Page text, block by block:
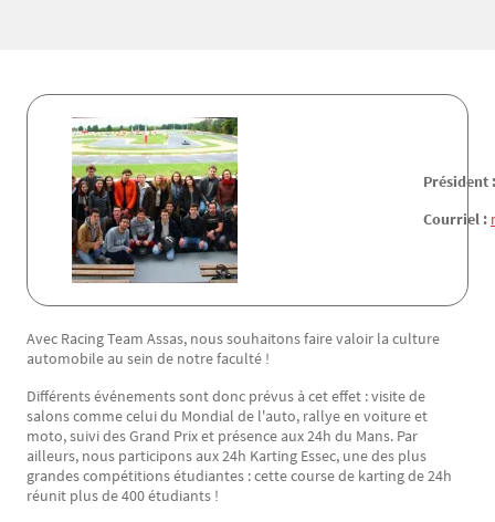
Président
Courriel :
Texte
Avec Racing Team Assas, nous souhaitons faire valoir la culture
automobile au sein de notre faculté !
Différents événements sont donc prévus à cet effet : visite de
salons comme celui du Mondial de l'auto, rallye en voiture et
moto, suivi des Grand Prix et présence aux 24h du Mans. Par
ailleurs, nous participons aux 24h Karting Essec, une des plus
grandes compétitions étudiantes : cette course de karting de 24h
réunit plus de 400 étudiants !